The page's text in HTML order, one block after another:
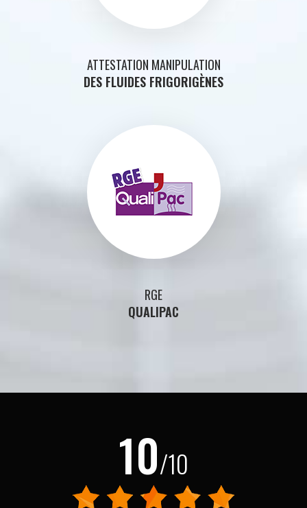
ATTESTATION MANIPULATION
DES FLUIDES FRIGORIGÈNES
RGE
QUALIPAC
10/10